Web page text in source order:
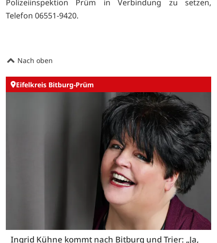
Polizeiinspektion Prüm in Verbindung zu setzen,
Telefon 06551-9420.
Nach oben
Eifelkreis Bitburg-Prüm
Ingrid Kühne kommt nach Bitburg und Trier: „Ja,